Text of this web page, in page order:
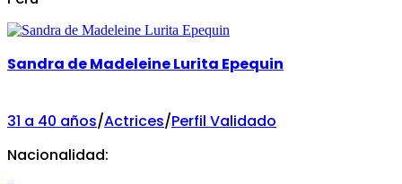
Sandra de Madeleine Lurita Epequin
31 a 40 años/Actrices/Perfil Validado
Nacionalidad: